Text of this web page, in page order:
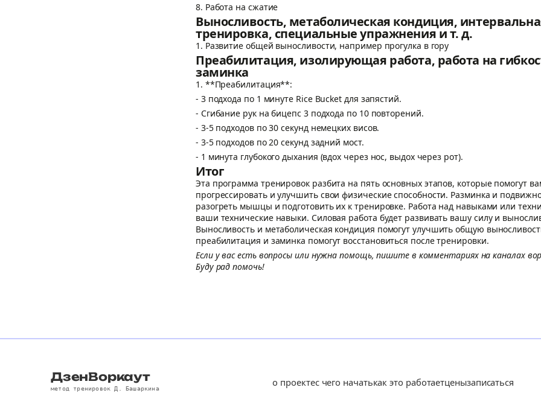
8. Работа на сжатие
Выносливость, метаболическая кондиция,
тренировка, специальные упражнения и т. д.
1. Развитие общей выносливости, например прогулка в гору
Преабилитация, изолирующая работа, работа на
заминка
1. **Преабилитация**:
- 3 подхода по 1 минуте Rice Bucket для запястий.
- Сгибание рук на бицепс 3 подхода по 10 повторений.
- 3-5 подходов по 30 секунд немецких висов.
- 3-5 подходов по 20 секунд задний мост.
- 1 минута глубокого дыхания (вдох через нос, выдох через рот).
Итог
Эта программа тренировок разбита на пять основных этапов, которые помогут
прогрессировать и улучшить свои физические способности. Разминка и
разогреть мышцы и подготовить их к тренировке. Работа над навыками или
ваши технические навыки. Силовая работа будет развивать вашу силу и
Выносливость и метаболическая кондиция помогут улучшить общую
преабилитация и заминка помогут восстановиться после тренировки.
Если у вас есть вопросы или нужна помощь, пишите в комментариях на каналах
Буду рад помочь!
ДзенВоркаут
метод тренировок Д. Башаркина
о проектес чего начатькак это работаетценызаписаться